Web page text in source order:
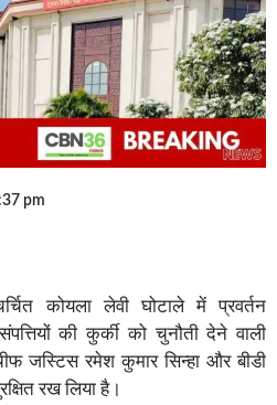
pm
कोयला लेवी घोटाले में प्रवर्तन
की कुर्की को चुनौती देने वाली
जस्टिस रमेश कुमार सिन्हा और बीडी
रख लिया है।